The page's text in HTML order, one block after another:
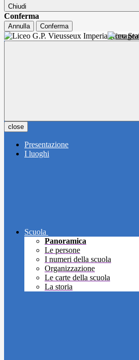
Chiudi
Conferma
Annulla Conferma
Liceo
close
Presentazione
I luoghi
Scuola
Panoramica
Le persone
I numeri della scuola
Organizzazione
Le carte della scuola
La storia